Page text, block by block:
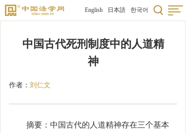
English 日本語 한국어
中国古代死刑制度中的人道精
神
作者： 刘仁文
摘要：中国古代的人道精神存在三个基本